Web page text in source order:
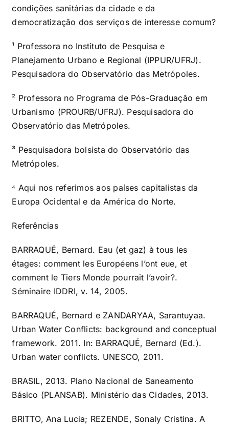
condições sanitárias da cidade e da
democratização dos serviços de interesse comum?
¹ Professora no Instituto de Pesquisa e
Planejamento Urbano e Regional (IPPUR/UFRJ).
Pesquisadora do Observatório das Metrópoles.
² Professora no Programa de Pós-Graduação em
Urbanismo (PROURB/UFRJ). Pesquisadora do
Observatório das Metrópoles.
³ Pesquisadora bolsista do Observatório das
Metrópoles.
⁴ Aqui nos referimos aos países capitalistas da
Europa Ocidental e da América do Norte.
Referências
BARRAQUÉ, Bernard. Eau (et gaz) à tous les
étages: comment les Européens l’ont eue, et
comment le Tiers Monde pourrait l’avoir?.
Séminaire IDDRI, v. 14, 2005.
BARRAQUÉ, Bernard e ZANDARYAA, Sarantuyaa.
Urban Water Conflicts: background and conceptual
framework. 2011. In: BARRAQUÉ, Bernard (Ed.).
Urban water conflicts. UNESCO, 2011.
BRASIL, 2013. Plano Nacional de Saneamento
Básico (PLANSAB). Ministério das Cidades, 2013.
BRITTO, Ana Lucia; REZENDE, Sonaly Cristina. A